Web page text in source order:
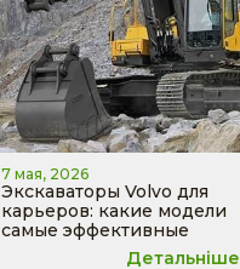
7 мая, 2026
Экскаваторы Volvo для
карьеров: какие модели
самые эффективные
Детальніше